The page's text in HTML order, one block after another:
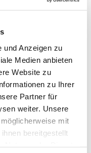
und Anzeigen zu
Medien anbieten
Website zu
zu Ihrer
Partner für
weiter. Unsere
mit
bereitgestellt